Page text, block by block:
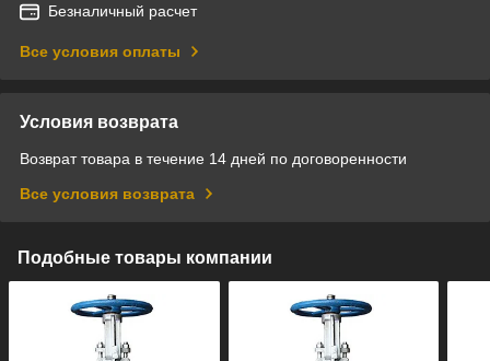
Безналичный расчет
Все условия оплаты
Условия возврата
Возврат товара в течение 14 дней по договоренности
Все условия возврата
Подобные товары компании